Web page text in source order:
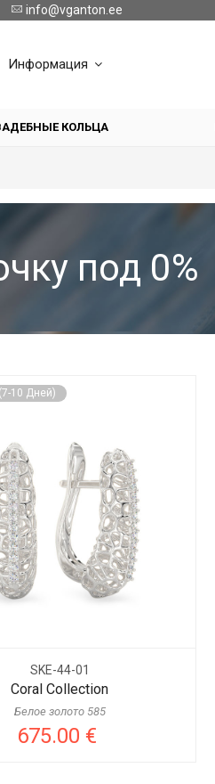
info@vganton.ee
Информация
КОЛЬЦА
под 0%
10 Дней)
SKE-44-01
Coral Collection
Белое золото 585
675.00 €